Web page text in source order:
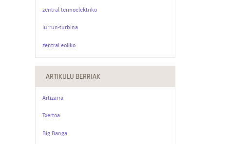
zentral termoelektriko
lurrun-turbina
zentral eoliko
ARTIKULU BERRIAK
Artizarra
Txertoa
Big Banga